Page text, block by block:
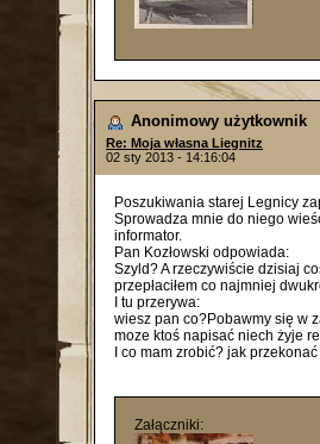
Anonimowy użytkownik
Re: Moja własna Liegnitz
02 sty 2013 - 14:16:04
Poszukiwania starej Legnicy
Sprowadza mnie do niego
informator.
Pan Kozłowski odpowiada:
Szyld? A rzeczywiście dzisiaj
przepłaciłem co najmniej
I tu przerywa:
wiesz pan co?Pobawmy się w
moze ktoś napisać niech żyje
I co mam zrobić? jak
Załączniki: